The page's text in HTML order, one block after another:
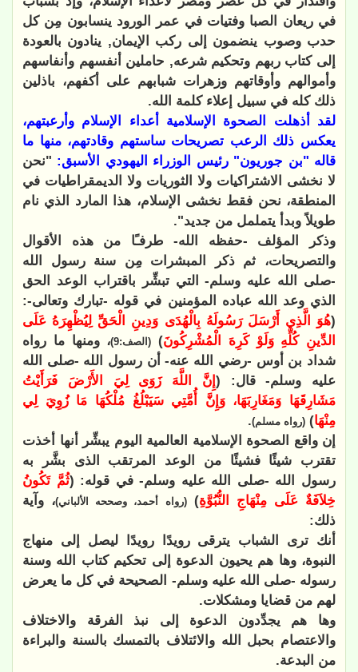
في ريعان الصبا وفتيات في عمر الورود ينسابون مِن كل
حدب وصوب ينضمون إلى ركب الإيمان, ينادون بالعودة
إلى كتاب ربهم وتحكيم شرعه, حاملين أنفسهم وأنفاسهم
وأموالهم وأوقاتهم وزهرات شبابهم على أكفهم، باذلين
ذلك كله في سبيل إعلاء كلمة الله.
لقد أذهلت الصحوة الإسلامية أعداء الإسلام وأرعبتهم،
يعكس ذلك الرعب تصريحات ساستهم وقادتهم، منها ما
قاله "بن جوريون" رئيس الوزراء اليهودي الأسبق: "نحن
لا نخشى الاشتراكيات ولا الثوريات ولا الديمقراطيات في
المنطقة، نحن فقط نخشى الإسلام، هذا المارد الذي نام
طويلاً وبدأ يتململ من جديد".
وذكر المؤلف -حفظه الله- طرفـًا من هذه الأقوال
والتصريحات، ثم ذكر المبشرات مِن سنة رسول الله
-صلى الله عليه وسلم- التي تبشِّر باقتراب الوعد الحق
الذي وعد الله عباده المؤمنين في قوله -تبارك وتعالى-:
(هُوَ الَّذِي أَرْسَلَ رَسُولَهُ بِالْهُدَى وَدِينِ الْحَقِّ لِيُظْهِرَهُ عَلَى
الدِّينِ كُلِّهِ وَلَوْ كَرِهَ الْمُشْرِكُونَ) (الصف:9)
، ومنها ما رواه
شداد بن أوس -رضي الله عنه- أن رسول الله -صلى الله
عليه وسلم- قال: (إِنَّ اللَّهَ زَوَى لِيَ الأَرْضَ فَرَأَيْتُ
مَشَارِقَهَا وَمَغَارِبَهَا، وَإِنَّ أُمَّتِي سَيَبْلُغُ مُلْكُهَا مَا زُوِيَ لِي
مِنْهَا) (رواه مسلم).
إن واقع الصحوة الإسلامية العالمية اليوم يبشِّر أنها أخذت
تقترب شيئًا فشيئًا من الوعد المرتقب الذى بشَّر به
رسول الله -صلى الله عليه وسلم- في قوله: (ثُمَّ تَكُونُ
خِلاَفَةٌ عَلَى مِنْهَاجِ النُّبُوَّةِ)(رواه أحمد، وصححه الألباني)، وآية
ذلك:
أنك ترى الشباب يترقى رويدًا رويدًا ليصل إلى منهاج
النبوة، وها هم يحيون الدعوة إلى تحكيم كتاب الله وسنة
رسوله -صلى الله عليه وسلم- الصحيحة في كل ما يعرض
لهم من قضايا ومشكلات.
وها هم يجدِّدون الدعوة إلى نبذ الفرقة والاختلاف
والاعتصام بحبل الله والائتلاف بالتمسك بالسنة والبراءة
من البدعة.